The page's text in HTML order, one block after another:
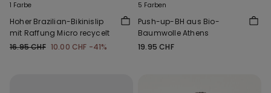
1 Farbe
Hoher Brazilian-Bikinislip
mit Raffung Micro recycelt
16.95 CHF 10.00 CHF -41%
5 Farben
Push-up-BH aus Bio-
Baumwolle Athens
19.95 CHF